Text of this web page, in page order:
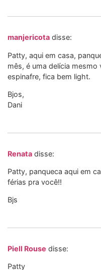
manjericota disse:
Patty, aqui em casa,
mês, é uma delícia
espinafre, fica bem light.
Bjos,
Dani
Renata disse:
Patty, panqueca aqui em
férias pra você!!
Bjs
Piell Rouse disse:
Patty